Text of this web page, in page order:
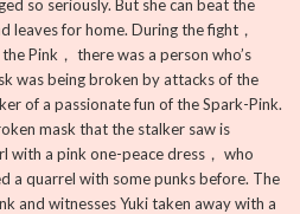
so seriously. But she can beat the
leaves for home. During the fight，
Pink， there was a person who’s
was being broken by attacks of the
of a passionate fun of the Spark-Pink.
mask that the stalker saw is
with a pink one-peace dress， who
a quarrel with some punks before. The
and witnesses Yuki taken away with a